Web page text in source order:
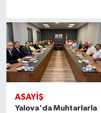
ASAYİŞ
Yalova'da Muhtarlarla